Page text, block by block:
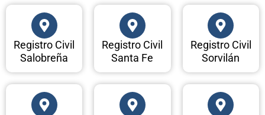
Registro Civil
Salobreña
Registro Civil
Santa Fe
Registro Civil
Sorvilán